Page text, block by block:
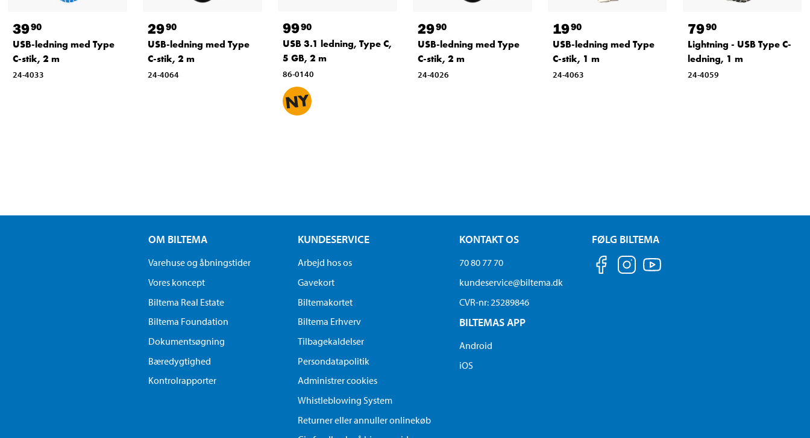
3990
USB-ledning med Type
C-stik, 2 m
24-4033
2990
USB-ledning med Type
C-stik, 2 m
24-4064
9990
USB 3.1 ledning, Type C,
5 GB, 2 m
86-0140
2990
USB-ledning med Type
C-stik, 2 m
24-4026
1990
USB-ledning med Type
C-stik, 1 m
24-4063
7990
Lightning - USB Type C-
ledning, 1 m
24-4059
OM BILTEMA
Varehuse og åbningstider
Vores koncept
Biltema Real Estate
Biltema Foundation
Dokumentsøgning
Bæredygtighed
Kontrolrapporter
KUNDESERVICE
Arbejd hos os
Gavekort
Biltemakortet
Biltema Erhverv
Tilbagekaldelser
Persondatapolitik
Administrer cookies
Whistleblowing System
Returner eller annuller onlinekøb
KONTAKT OS
70 80 77 70
kundeservice@biltema.dk
CVR-nr: 25289846
BILTEMAS APP
Android
iOS
FØLG BILTEMA